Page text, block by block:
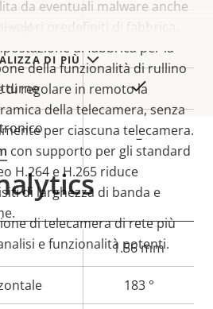
da eventuali malware anche
valori predefiniti di fabbrica.
di fabbrica per la
della funzionalità di rullino
di regolare in remoto la
della telecamera, senza
per ciascuna telecamera.
con supporto per gli standard
H.264 e H.265 riduce
di larghezza di banda e
DI PIÙ
della
–
Valore
della
1.56 mm
183 °
di telecamera di rete più
e funzionalità potenti.